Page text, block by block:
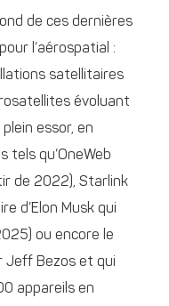
de ces dernières
l’aérospatial :
satellitaires
évoluant
essor, en
qu’OneWeb
de 2022), Starlink
d’Elon Musk qui
ou encore le
Jeff Bezos et qui
appareils en